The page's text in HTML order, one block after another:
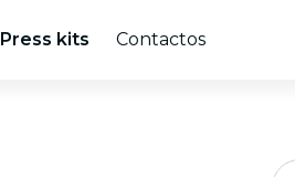
Press kits Contactos